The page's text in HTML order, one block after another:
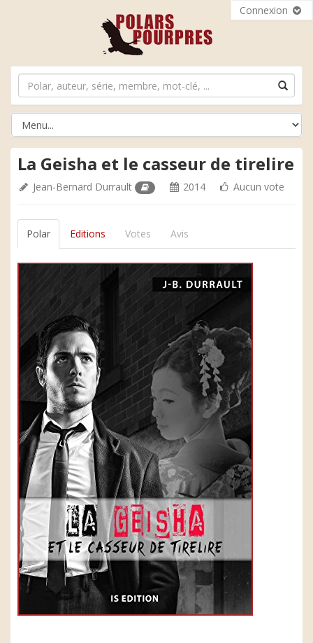
Connexion
La Geisha et le casseur de tirelire
Jean-Bernard Durrault 2014 Aucun vote
Polar Editions Votes Avis